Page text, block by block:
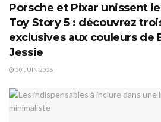
Porsche et Pixar unissent
Toy Story 5 : découvrez
exclusives aux couleurs de
Jessie
30 JUIN 2026